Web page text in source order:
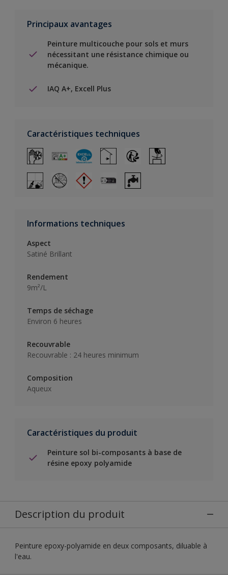
Principaux avantages
Peinture multicouche pour sols et murs
nécessitant une résistance chimique ou
mécanique.
IAQ A+, Excell Plus
Caractéristiques techniques
Informations techniques
Aspect
Satiné Brillant
Rendement
9m²/L
Temps de séchage
Environ 6 heures
Recouvrable
Recouvrable : 24 heures minimum
Composition
Aqueux
Caractéristiques du produit
Peinture sol bi-composants à base de
résine epoxy polyamide
Description du produit
Peinture epoxy-polyamide en deux composants, diluable à
l'eau.